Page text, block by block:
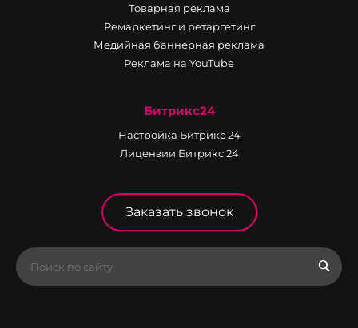
Товарная реклама
Ремаркетинг и ретаргетинг
Медийная баннерная реклама
Реклама на YouTube
Битрикс24
Настройка Битрикс 24
Лицензии Битрикс 24
Заказать звонок